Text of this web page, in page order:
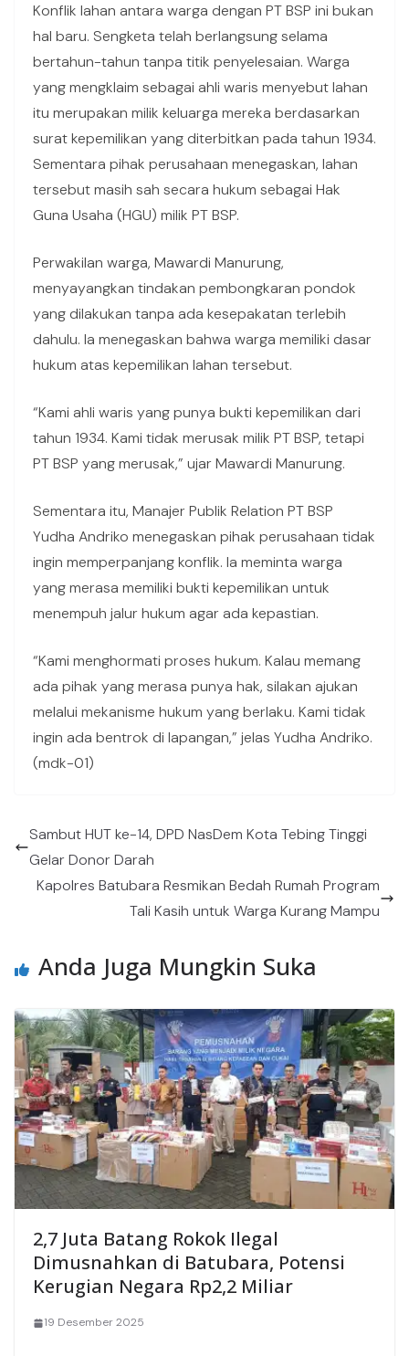
Konflik lahan antara warga dengan PT BSP ini bukan
hal baru. Sengketa telah berlangsung selama
bertahun-tahun tanpa titik penyelesaian. Warga
yang mengklaim sebagai ahli waris menyebut lahan
itu merupakan milik keluarga mereka berdasarkan
surat kepemilikan yang diterbitkan pada tahun 1934.
Sementara pihak perusahaan menegaskan, lahan
tersebut masih sah secara hukum sebagai Hak
Guna Usaha (HGU) milik PT BSP.
Perwakilan warga, Mawardi Manurung,
menyayangkan tindakan pembongkaran pondok
yang dilakukan tanpa ada kesepakatan terlebih
dahulu. Ia menegaskan bahwa warga memiliki dasar
hukum atas kepemilikan lahan tersebut.
“Kami ahli waris yang punya bukti kepemilikan dari
tahun 1934. Kami tidak merusak milik PT BSP, tetapi
PT BSP yang merusak,” ujar Mawardi Manurung.
Sementara itu, Manajer Publik Relation PT BSP
Yudha Andriko menegaskan pihak perusahaan tidak
ingin memperpanjang konflik. Ia meminta warga
yang merasa memiliki bukti kepemilikan untuk
menempuh jalur hukum agar ada kepastian.
“Kami menghormati proses hukum. Kalau memang
ada pihak yang merasa punya hak, silakan ajukan
melalui mekanisme hukum yang berlaku. Kami tidak
ingin ada bentrok di lapangan,” jelas Yudha Andriko.
(mdk-01)
Sambut HUT ke-14, DPD NasDem Kota Tebing Tinggi
Gelar Donor Darah
Kapolres Batubara Resmikan Bedah Rumah Program
Tali Kasih untuk Warga Kurang Mampu
Anda Juga Mungkin Suka
2,7 Juta Batang Rokok Ilegal
Dimusnahkan di Batubara, Potensi
Kerugian Negara Rp2,2 Miliar
19 Desember 2025